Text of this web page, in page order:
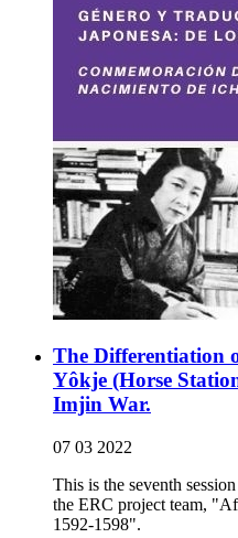
The Differentiation
Yôkje (Horse
Imjin War.
07 03 2022
This is the seventh
the ERC project team,
1592-1598".